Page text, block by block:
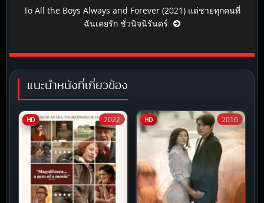
To All the Boys Always and Forever (2021) แด่ชายทุกคนที่
ฉันเคยรัก ชั่วนิจนิรันดร์
แนะนำหนังที่เกี่ยวข้อง
HD 2022 HD 2016